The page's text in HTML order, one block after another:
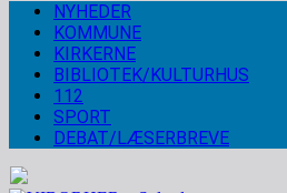
NYHEDER
KOMMUNE
KIRKERNE
BIBLIOTEK/KULTURHUS
112
SPORT
DEBAT/LÆSERBREVE